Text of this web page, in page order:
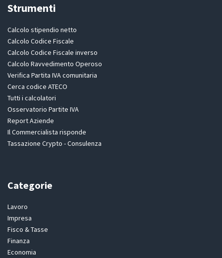
Strumenti
Calcolo stipendio netto
Calcolo Codice Fiscale
Calcolo Codice Fiscale inverso
Calcolo Ravvedimento Operoso
Verifica Partita IVA comunitaria
Cerca codice ATECO
Tutti i calcolatori
Osservatorio Partite IVA
Report Aziende
Il Commercialista risponde
Tassazione Crypto - Consulenza
Categorie
Lavoro
Impresa
Fisco & Tasse
Finanza
Economia